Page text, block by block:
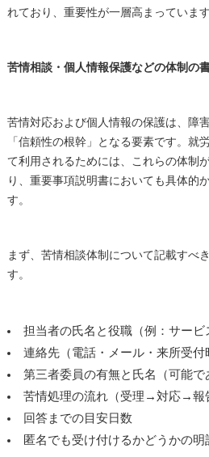
れており、重要性が一層高まっています
苦情相談・個人情報保護などの体制の
苦情対応および個人情報の保護は、障
「信頼性の根幹」となる要素です。就
て利用されるためには、これらの体制
り、重要事項説明書においても具体的
す。
まず、苦情相談体制について記載すべ
す。
担当者の氏名と役職（例：サービ
連絡先（電話・メール・来所受付
第三者委員の有無と氏名（可能で
苦情処理の流れ（受理→対応→報
回答までの目安日数
匿名でも受け付けるかどうかの明